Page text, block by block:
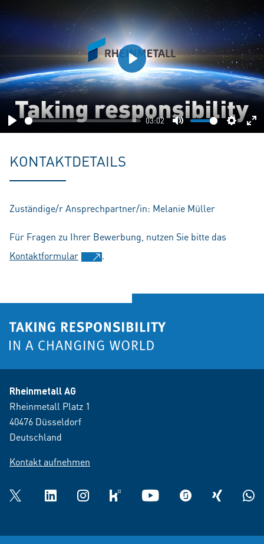
Play
03:02
Mute
Play
KONTAKTDETAILS
Zuständige/r Ansprechpartner/in: Melanie Müller
Für Fragen zu Ihrer Bewerbung, nutzen Sie bitte das
Kontaktformular
.
Rheinmetall AG
Rheinmetall Platz 1
40476 Düsseldorf
Deutschland
Kontakt aufnehmen
Twitter LinkedInInstagramkununu YouTube glassdoorXING